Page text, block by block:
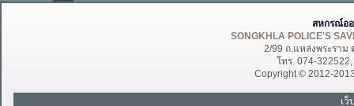
สหกรณ์อ
SONGKHLA POLICE'S
2/99 ถ.แหล่งพระราม
โทร. 074-
Copyright © 2012-
เ